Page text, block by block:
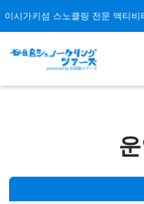
이시가키섬 스노클링 전문 액티비